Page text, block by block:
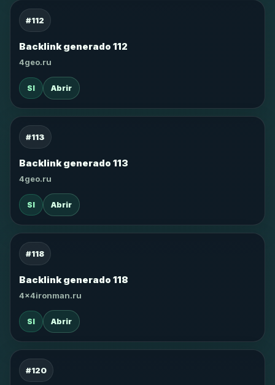
#112
Backlink generado 112
4geo.ru
SI Abrir
#113
Backlink generado 113
4geo.ru
SI Abrir
#118
Backlink generado 118
4x4ironman.ru
SI Abrir
#120